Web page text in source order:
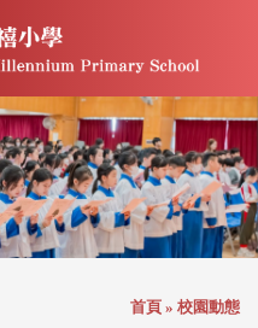
首頁 » 校園動態